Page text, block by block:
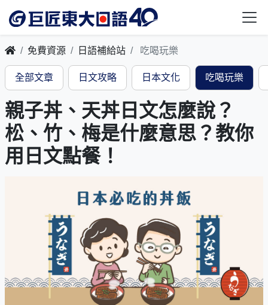
免費資源 日語補給站 吃喝玩樂
全部文章 日文攻略 日本文化 吃喝玩樂
親子丼、天丼日文怎麼說？
松、竹、梅是什麼意思？教你
用日文點餐！